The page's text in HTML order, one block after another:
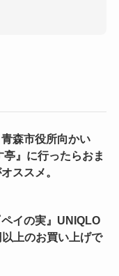
森市役所向かい
亭』に行ったらおま
ススメ。
イの実』UNIQLO
上のお買い上げで